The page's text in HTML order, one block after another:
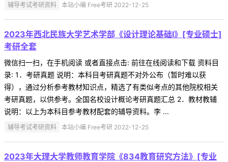
辅导考试考研资料 本站小编 Free考研 2022-12-25
2023年西北民族大学艺术学部《设计理论基础Ⅰ》[专业硕士]
考研全套
微信扫一扫，在手机阅读 或者直接点击: 前往在线阅读和下载 资料目
录: 1．考研真题 说明：本科目考研真题不对外公布（暂时难以获
得），通过分析参考教材知识点，精选了有类似考点的其他院校相关
考研真题，以供参考。全国名校设计概论考研真题汇总 2．教材教辅
说明：以上为本科目参考教材配套的辅导资料。李 ...
辅导考试考研资料 本站小编 Free考研 2022-12-25
2023年大理大学教师教育学院《834教育研究方法》[专业